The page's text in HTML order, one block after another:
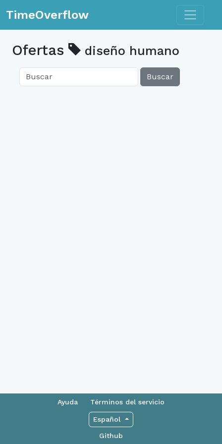
TimeOverflow Toggle
Ofertas diseño humano
Buscar
Ayuda Términos del servicio
Español
Github